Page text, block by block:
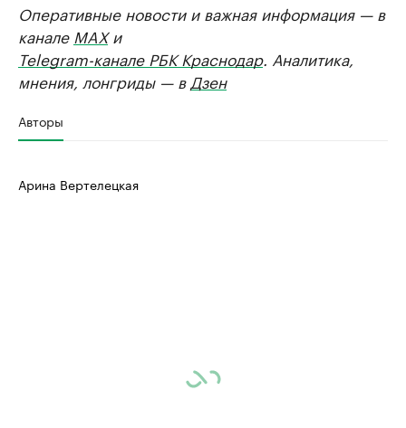
Оперативные новости и важная информация — в
канале MAXи
Telegram-канале РБК Краснодар. Аналитика,
мнения, лонгриды — в Дзен
Авторы
Арина Вертелецкая